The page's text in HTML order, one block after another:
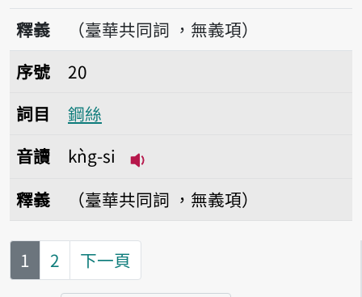
播放音讀hueh-si/
釋義
（臺華共同詞 ，無義項）
序號20鋼絲
序號
20
詞目
鋼絲
音讀
kǹg-si
釋義 （臺華共同詞 ，無義項）
第
1 2 下一頁